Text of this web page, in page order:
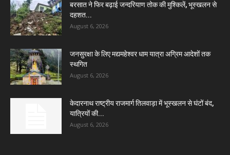
बरसात ने फिर बढ़ाई जन्दरियाण तोक की मुश्किलें, भूस्खलन से
दहशत...
August 6, 2026
जनसुरक्षा के लिए मद्यमहेश्वर धाम यात्रा अग्रिम आदेशों तक
स्थगित
August 6, 2026
केदारनाथ राष्ट्रीय राजमार्ग तिलवाड़ा में भूस्खलन से घंटों बंद,
यात्रियों की...
August 6, 2026